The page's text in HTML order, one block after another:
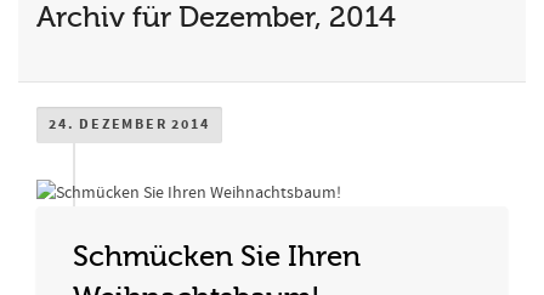
Archiv für Dezember, 2014
24. DEZEMBER 2014
Schmücken Sie Ihren